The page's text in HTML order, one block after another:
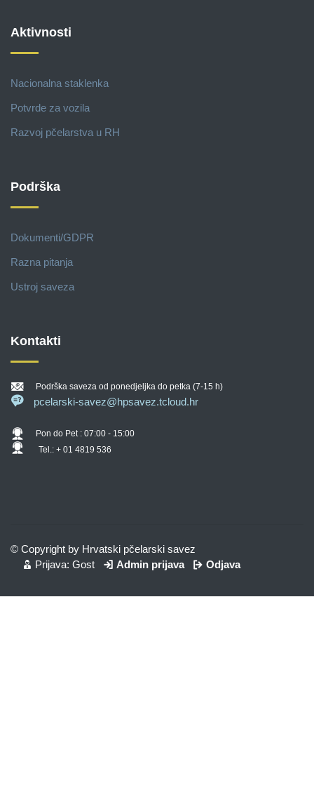
Aktivnosti
Nacionalna staklenka
Potvrde za vozila
Razvoj pčelarstva u RH
Podrška
Dokumenti/GDPR
Razna pitanja
Ustroj saveza
Kontakti
Podrška saveza od ponedjeljka do petka (7-15 h)
pcelarski-savez@hpsavez.tcloud.hr
Pon do Pet : 07:00 - 15:00
Tel.: + 01 4819 536
© Copyright by Hrvatski pčelarski savez
Prijava: Gost
Admin prijava Odjava